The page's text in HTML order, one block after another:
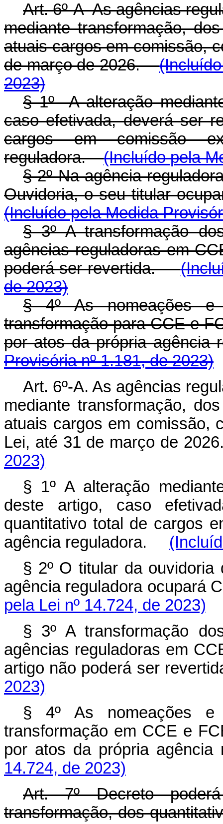
Art. 6º-A As agências
mediante transformação,
atuais cargos em comissão,
de março de 2026.
2023)
§ 1º A alteração
caso efetivada, deverá ser
cargos em comissão
reguladora.(Incluído pela
§ 2º Na agência
Ouvidoria, o seu titular
(Incluído pela Medida
§ 3º A transformação
agências reguladoras em
poderá ser revertida.
de 2023)
§ 4º As nomeações e
transformação para CCE e
por atos da própria
Provisória nº 1.181, de 2023)
Art. 6º-A. As agências
mediante transformação,
atuais cargos em comissão,
Lei, até 31 de março de
2023)
§ 1º A alteração
deste artigo, caso
quantitativo total de cargos
agência reguladora.
§ 2º O titular da
agência reguladora
pela Lei nº 14.724, de 2023)
§ 3º A transformação
agências reguladoras em
artigo não poderá ser
2023)
§ 4º As nomeações e
transformação em CCE e
por atos da própria
14.724, de 2023)
Art. 7º Decreto
transformação, dos